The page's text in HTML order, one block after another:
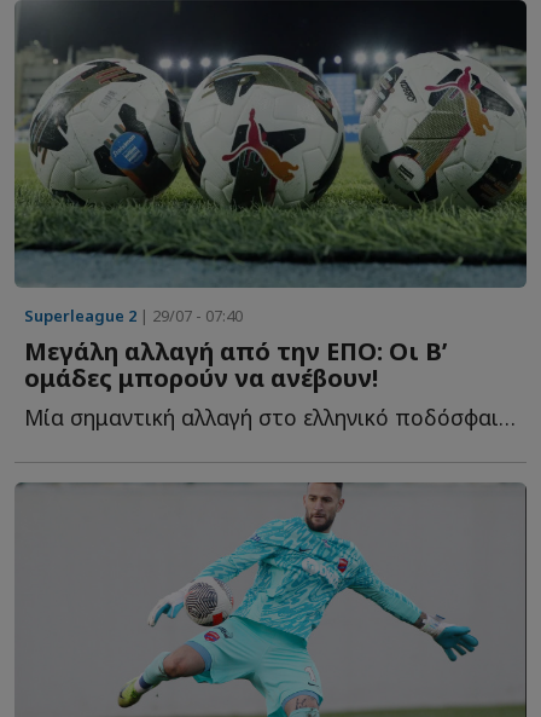
Superleague 2 | 29/07 - 07:40
Μεγάλη αλλαγή από την ΕΠΟ: Οι Β’
ομάδες μπορούν να ανέβουν!
Μία σημαντική αλλαγή στο ελληνικό ποδόσφαιρο φέρνει η...